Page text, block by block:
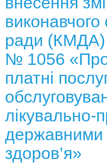
виконавчого
ради (КМДА)
№ 1056 «Про
платні
лікувально-
державними
здоров’я»